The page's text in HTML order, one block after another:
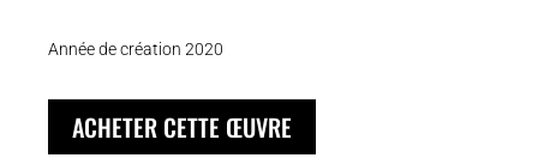
Année de création 2020
ACHETER CETTE ŒUVRE